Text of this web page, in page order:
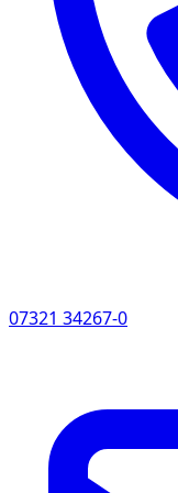
vergebens sein.
des
04 | Gibt es einen
Elektrotechnik
Obwohl der
nirgendwo direkt
Punkt 02
Ein
wenn die Anlagen
Sachgegenstände
Normen
07321 34267-0